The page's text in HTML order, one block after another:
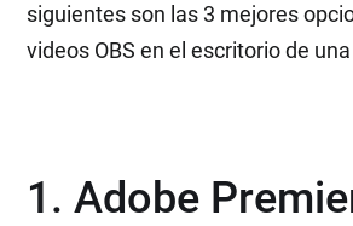
siguientes son las 3 mejores
videos OBS en el escritorio de
1. Adobe